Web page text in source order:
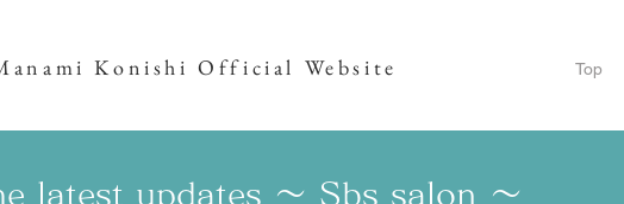
Konishi Official Website Top
latest updates 〜 Sbs salon 〜